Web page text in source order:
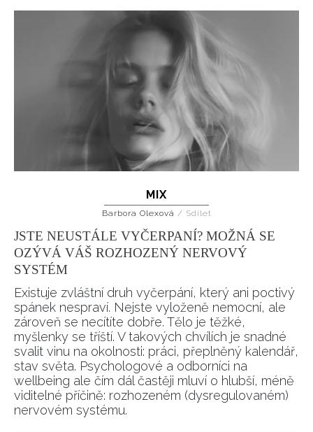
MIX
Barbora Olexová / Sdílet
JSTE NEUSTÁLE VYČERPANÍ? MOŽNÁ SE
OZÝVÁ VÁŠ ROZHOZENÝ NERVOVÝ
SYSTÉM
Existuje zvláštní druh vyčerpání, který ani poctivý
spánek nespraví. Nejste vyloženě nemocní, ale
zároveň se necítíte dobře. Tělo je těžké,
myšlenky se tříští. V takových chvílích je snadné
svalit vinu na okolnosti: práci, přeplněný kalendář,
stav světa. Psychologové a odborníci na
wellbeing ale čím dál častěji mluví o hlubší, méně
viditelné příčině: rozhozeném (dysregulovaném)
nervovém systému.